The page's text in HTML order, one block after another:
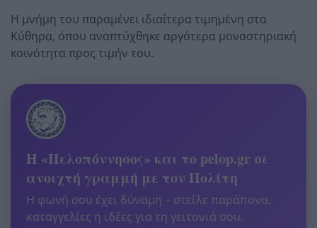
Η μνήμη του παραμένει ιδιαίτερα τιμημένη στα
Κύθηρα, όπου αναπτύχθηκε αργότερα μοναστηριακή
κοινότητα προς τιμήν του.
Η «Πελοπόννησος» και το pelop.gr σε
ανοιχτή γραμμή με τον Πολίτη
Η φωνή σου έχει δύναμη – στείλε παράπονα,
καταγγελίες ή ιδέες για τη γειτονιά σου.